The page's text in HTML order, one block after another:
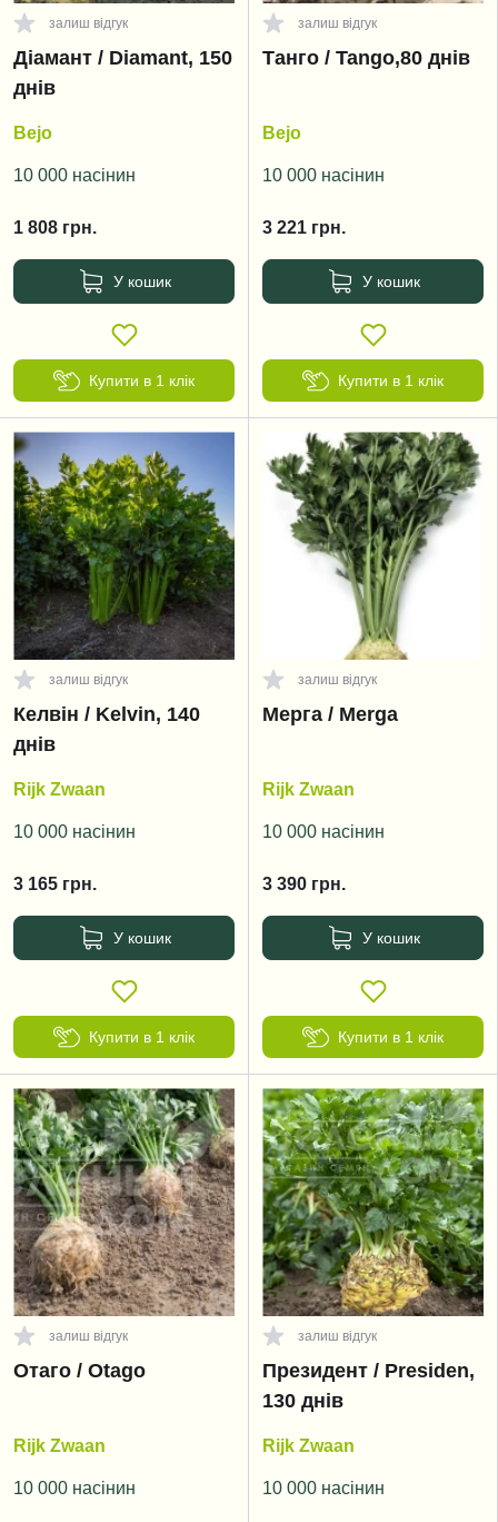
залиш відгук
Діамант / Diamant, 150
днів
Bejo
10 000 насінин
1 808 грн.
У кошик
Купити в 1 клік
залиш відгук
Танго / Tango,80 днів
Bejo
10 000 насінин
3 221 грн.
У кошик
Купити в 1 клік
залиш відгук
Келвін / Kelvin, 140
днів
Rijk Zwaan
10 000 насінин
3 165 грн.
У кошик
Купити в 1 клік
залиш відгук
Мерга / Merga
Rijk Zwaan
10 000 насінин
3 390 грн.
У кошик
Купити в 1 клік
залиш відгук
Отаго / Otago
Rijk Zwaan
10 000 насінин
залиш відгук
Президент / Presiden,
130 днів
Rijk Zwaan
10 000 насінин